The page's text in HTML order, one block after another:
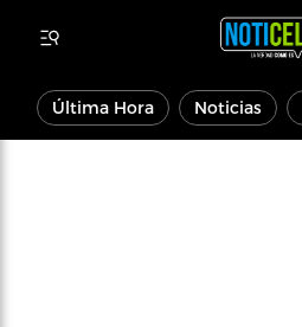
Última Hora Noticias